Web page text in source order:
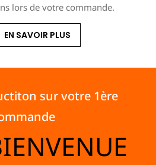
lors de votre commande.
EN SAVOIR PLUS
sur votre 1ère